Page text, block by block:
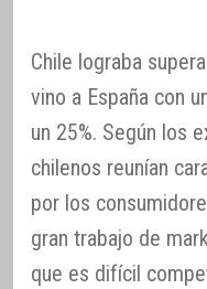
Chile lograba
vino a España con
un 25%. Según los
chilenos reunían
por los
gran trabajo de
que es difícil